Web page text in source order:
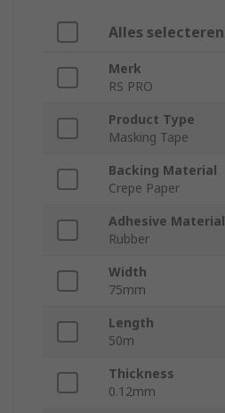
Alles selecteren
Merk
RS PRO
Product Type
Masking Tape
Backing Material
Crepe Paper
Adhesive Material
Rubber
Width
75mm
Length
50m
Thickness
0.12mm